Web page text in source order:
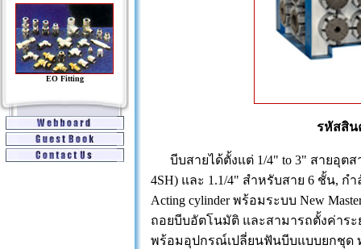
EO Fitting
รหัสสิน
บีบสายได้ตั้งแต่ 1/4" to 3" สายอุตสา
4SH) และ 1.1/4" สำหรับสาย 6 ชั้น, กำ
Acting cylinder พร้อมระบบ New
ถอยบีบอัตโนมัติ และสามารถตั้งค่าระ
พร้อมอุปกรณ์เปลี่ยนฟันบีบแบบยกชุด